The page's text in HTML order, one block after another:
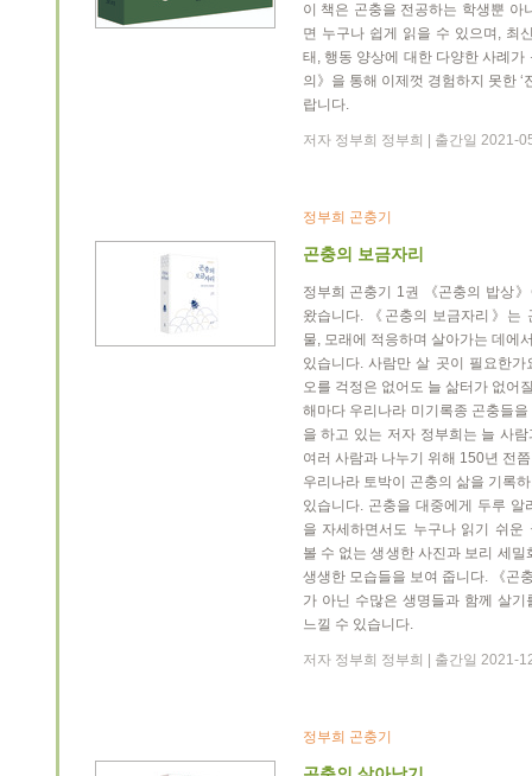
이 책은 곤충을 전공하는 학생뿐 아
면 누구나 쉽게 읽을 수 있으며, 최
태, 행동 양상에 대한 다양한 사례
의》을 통해 이제껏 경험하지 못한
랍니다.
저자 정부희 정부희 | 출간일 2021-
정부희 곤충기
곤충의 보금자리
정부희 곤충기 1권 《곤충의 밥상
왔습니다. 《곤충의 보금자리》는
물, 모래에 적응하며 살아가는 데에
있습니다. 사람만 살 곳이 필요한
오를 걱정은 없어도 늘 삶터가 없어
해마다 우리나라 미기록종 곤충들
을 하고 있는 저자 정부희는 늘 사
여러 사람과 나누기 위해 150년 전
우리나라 토박이 곤충의 삶을 기록
있습니다. 곤충을 대중에게 두루
을 자세하면서도 누구나 읽기 쉬운
볼 수 없는 생생한 사진과 보리 세
생생한 모습들을 보여 줍니다. 《곤
가 아닌 수많은 생명들과 함께 살
느낄 수 있습니다.
저자 정부희 정부희 | 출간일 2021-
정부희 곤충기